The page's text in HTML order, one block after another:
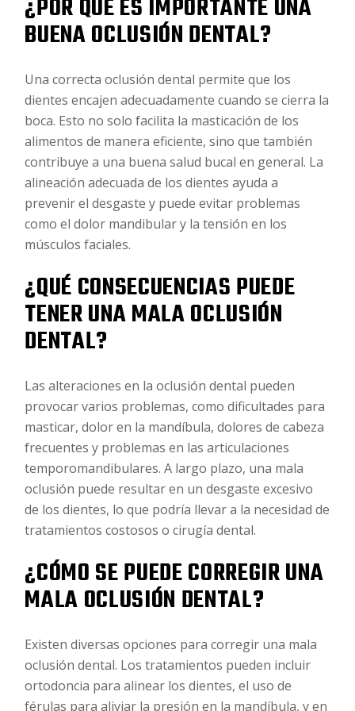
¿POR QUÉ ES IMPORTANTE UNA
BUENA OCLUSIÓN DENTAL?
Una correcta oclusión dental permite que los
dientes encajen adecuadamente cuando se cierra la
boca. Esto no solo facilita la masticación de los
alimentos de manera eficiente, sino que también
contribuye a una buena salud bucal en general. La
alineación adecuada de los dientes ayuda a
prevenir el desgaste y puede evitar problemas
como el dolor mandibular y la tensión en los
músculos faciales.
¿QUÉ CONSECUENCIAS PUEDE
TENER UNA MALA OCLUSIÓN
DENTAL?
Las alteraciones en la oclusión dental pueden
provocar varios problemas, como dificultades para
masticar, dolor en la mandíbula, dolores de cabeza
frecuentes y problemas en las articulaciones
temporomandibulares. A largo plazo, una mala
oclusión puede resultar en un desgaste excesivo
de los dientes, lo que podría llevar a la necesidad de
tratamientos costosos o cirugía dental.
¿CÓMO SE PUEDE CORREGIR UNA
MALA OCLUSIÓN DENTAL?
Existen diversas opciones para corregir una mala
oclusión dental. Los tratamientos pueden incluir
ortodoncia para alinear los dientes, el uso de
férulas para aliviar la presión en la mandíbula, y en